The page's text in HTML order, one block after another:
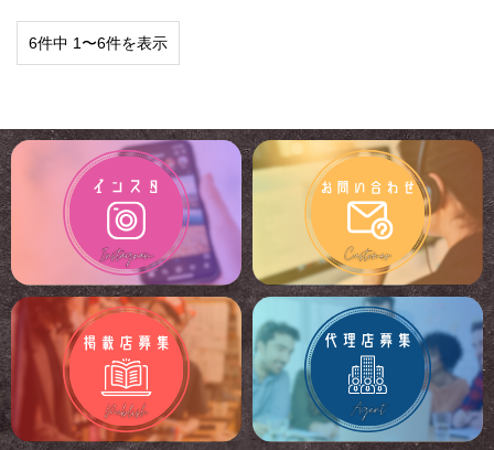
6件中 1〜6件を表示